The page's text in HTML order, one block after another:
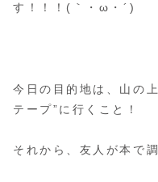
す！！！(｀・ω・´)
今日の目的地は、山の
テープ”に行くこと！
それから、友人が本で